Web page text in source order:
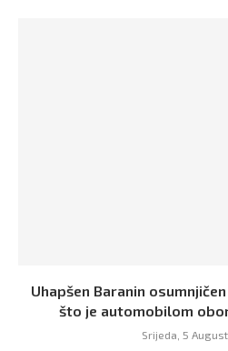
Uhapšen Baranin
što je automobilom
Srijeda, 5